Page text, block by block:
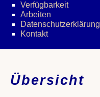
Verfügbarkeit
Arbeiten
Datenschutz­erklärung
Kontakt
Übersicht